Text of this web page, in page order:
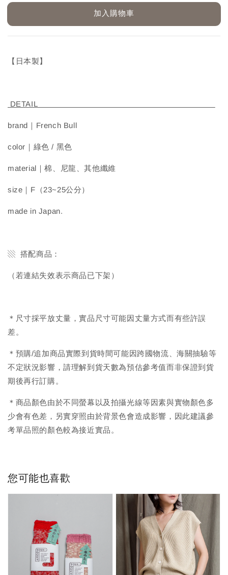
加入購物車
【日本製】
DETAIL
brand｜French Bull
color｜綠色 / 黑色
material｜棉、尼龍、其他纖維
size｜F（23~25公分）
made in Japan.
▧ 搭配商品：
（若連結失效表示商品已下架）
＊尺寸採平放丈量，實品尺寸可能因丈量方式而有些許誤
差。
＊預購/追加商品實際到貨時間可能因跨國物流、海關抽驗等
不定狀況影響，請理解到貨天數為預估參考值而非保證到貨
期後再行訂購。
＊商品顏色由於不同螢幕以及拍攝光線等因素與實物顏色多
少會有色差，另實穿照由於背景色會造成影響，因此建議參
考單品照的顏色較為接近實品。
您可能也喜歡